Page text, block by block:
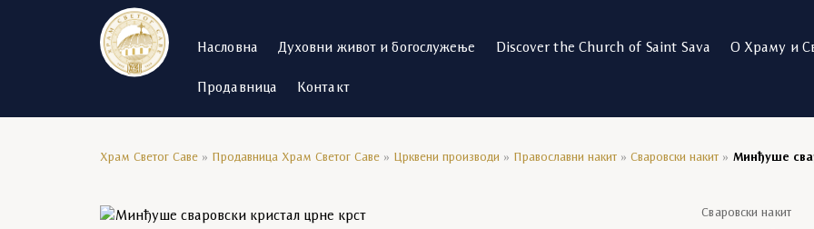
Насловна Духовни живот и богослужење Discover the Church of Saint Sava О Храму и
Продавница Контакт
Храм Светог Саве » Продавница Храм Светог Саве » Црквени производи » Православни накит » Сваровски накит » Минђуше
Сваровски накит